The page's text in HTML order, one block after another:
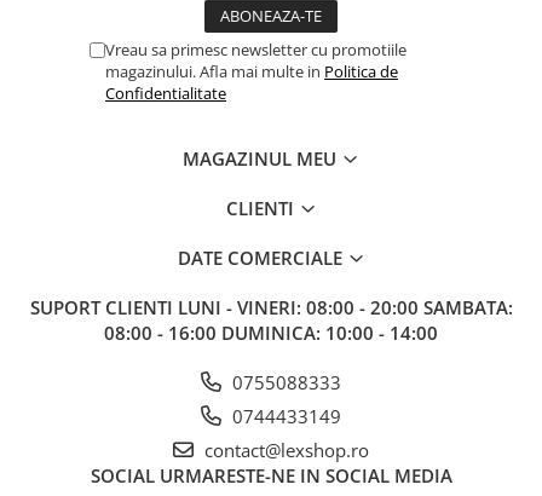
Modele Revell
Figurine NECA
Vreau sa primesc newsletter cu promotiile
magazinului. Afla mai multe in Politica de
Confidentialitate
MAGAZINUL MEU
CLIENTI
DATE COMERCIALE
SUPORT CLIENTI LUNI - VINERI: 08:00 - 20:00 SAMBATA:
08:00 - 16:00 DUMINICA: 10:00 - 14:00
0755088333
0744433149
contact@lexshop.ro
SOCIAL URMARESTE-NE IN SOCIAL MEDIA